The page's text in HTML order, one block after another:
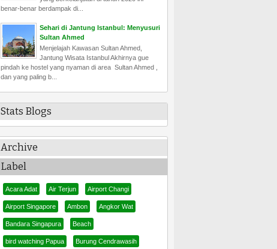
benar-benar berdampak di...
Sehari di Jantung Istanbul: Menyusuri
Sultan Ahmed
Menjelajah Kawasan Sultan Ahmed,
Jantung Wisata Istanbul Akhirnya gue
pindah ke hostel yang nyaman di area Sultan Ahmed ,
dan yang paling b...
Stats Blogs
Archive
Label
Acara Adat Air Terjun Airport Changi
Airport Singapore Ambon Angkor Wat
Bandara Singapura Beach
bird watching Papua Burung Cendrawasih